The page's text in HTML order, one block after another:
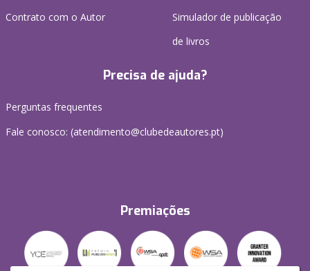
Contrato com o Autor
Simulador de publicação
de livros
Precisa de ajuda?
Perguntas frequentes
Fale conosco: (atendimento@clubedeautores.pt)
Premiações